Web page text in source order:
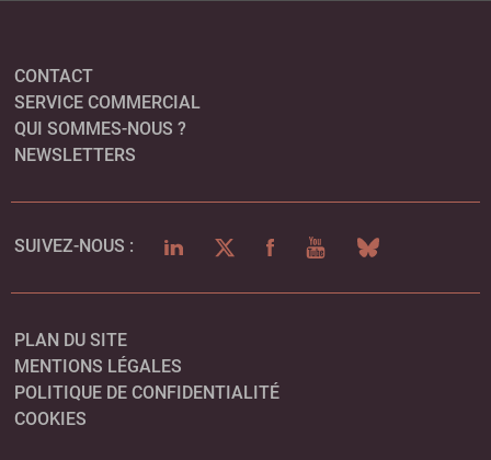
CONTACT
SERVICE COMMERCIAL
QUI SOMMES-NOUS ?
NEWSLETTERS
SUIVEZ-NOUS : LINKEDINTWITTERFACEBOOKYOUTUBEBLUESKY
PLAN DU SITE
MENTIONS LÉGALES
POLITIQUE DE CONFIDENTIALITÉ
COOKIES